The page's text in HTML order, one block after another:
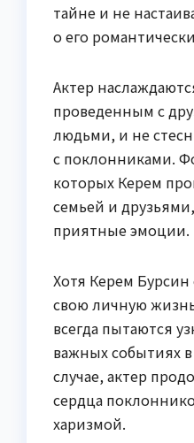
тайне и не
о его
Актер
проведенным с
людьми, и не
с поклонниками.
которых Керем
семьей и
приятные эмоции.
Хотя Керем Бурсин
свою личную
всегда пытаются
важных событиях
случае, актер
сердца
харизмой.